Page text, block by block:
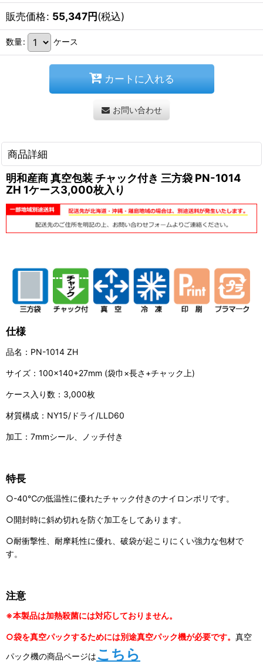
販売価格: 55,347円(税込)
数量: ケース
カートに入れる
お問い合わせ
商品詳細
明和産商 真空包装 チャック付き 三方袋 PN-1014
ZH 1ケース3,000枚入り
仕様
品名：PN-1014 ZH
サイズ：100×140+27mm (袋巾×長さ+チャック上)
ケース入り数：3,000枚
材質構成：NY15/ドライ/LLD60
加工：7mmシール、ノッチ付き
特長
○-40℃の低温性に優れたチャック付きのナイロンポリです。
○開封時に斜め切れを防ぐ加工をしてあります。
○耐衝撃性、耐摩耗性に優れ、破袋が起こりにくい強力な包材で
す。
注意
※本製品は加熱殺菌には対応しておりません。
○袋を真空パックするためには別途真空パック機が必要です。 真空
パック機の商品ページはこちら